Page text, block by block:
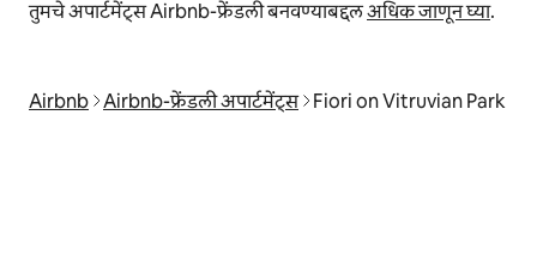
तुमचे अपार्टमेंट्स Airbnb-फ्रेंडली बनवण्याबद्दलअधिक जाणून घ्या.
Airbnb Airbnb-फ्रेंडली अपार्टमेंट्स Fiori on Vitruvian Park